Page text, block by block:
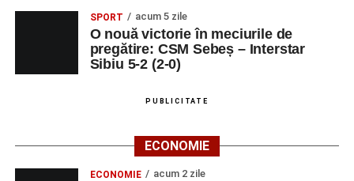
SPORT acum 5 zile
O nouă victorie în meciurile de
pregătire: CSM Sebeș – Interstar
Sibiu 5-2 (2-0)
PUBLICITATE
ECONOMIE
ECONOMIE acum 2 zile